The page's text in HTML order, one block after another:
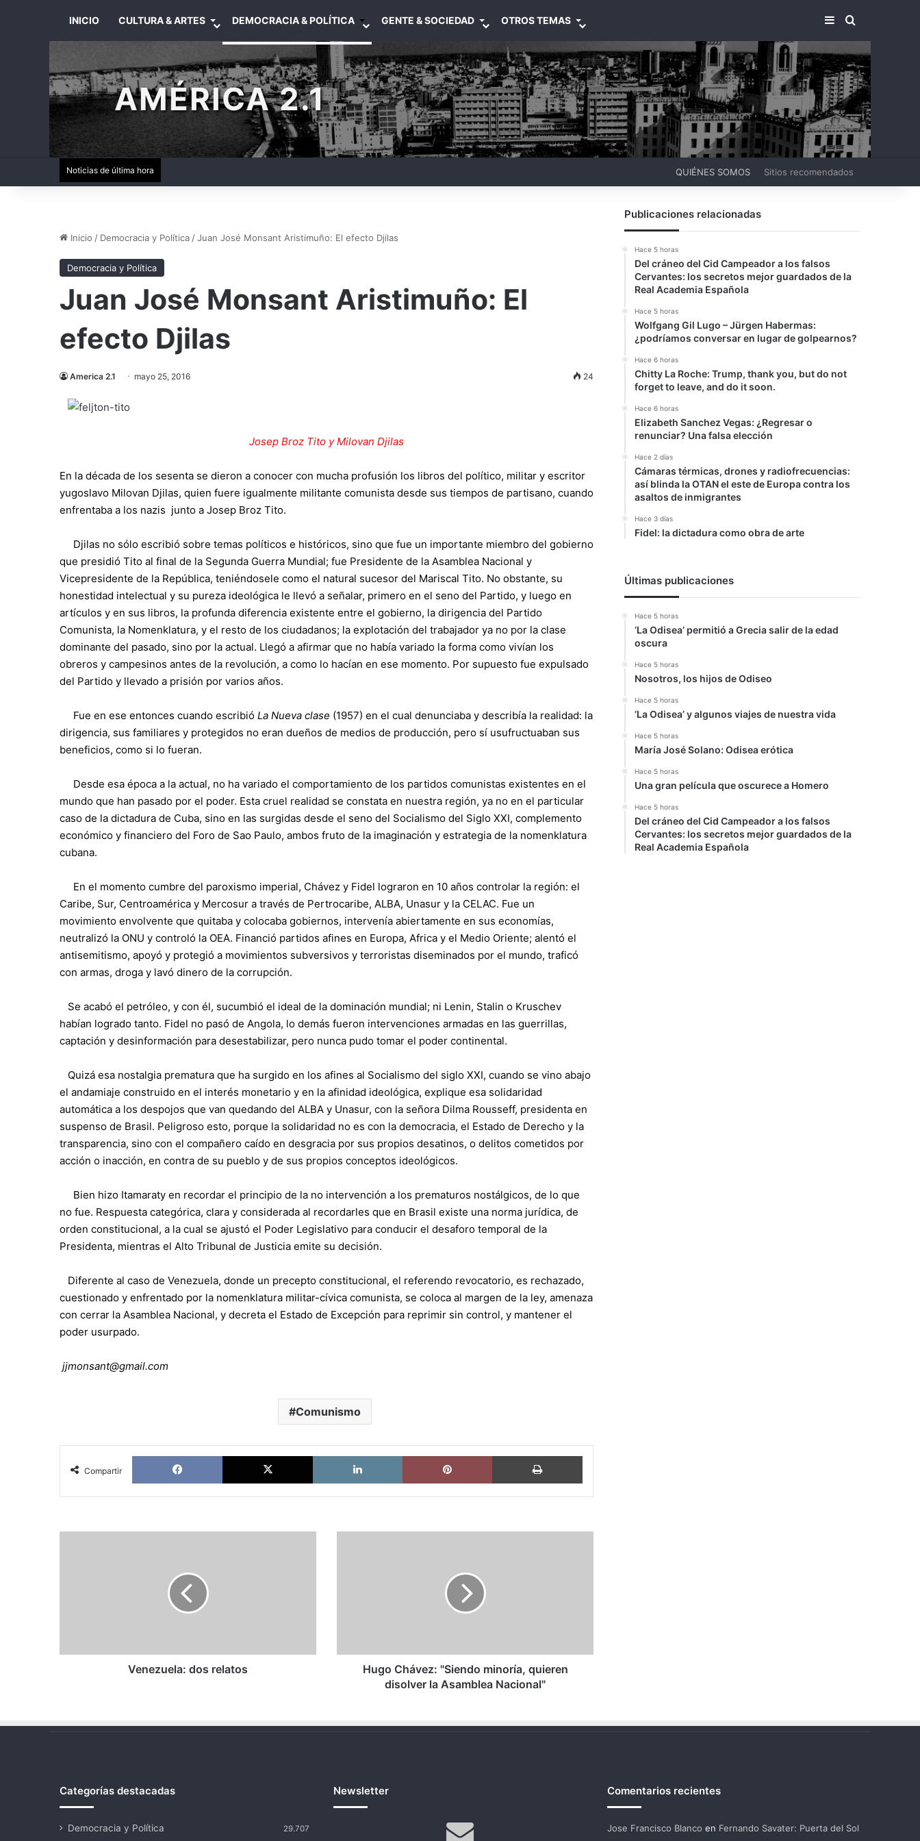
INICIO CULTURA & ARTES DEMOCRACIA & POLÍTICA GENTE & SOCIEDAD OTROS TEMAS BARRA LATERAL
BUSCAR
AMÉRICA 2.1
Noticias de última hora QUIÉNES SOMOS Sitios recomendados
Inicio / Democracia y Política /Juan José Monsant Aristimuño: El efecto Djilas
Democracia y Política
Juan José Monsant Aristimuño: El
efecto Djilas
America 2.1 mayo 25, 2016 24
Josep Broz Tito y Milovan Djilas
En la década de los sesenta se dieron a conocer con mucha profusión los libros del político, militar y escritor
yugoslavo Milovan Djilas, quien fuere igualmente militante comunista desde sus tiempos de partisano, cuando
enfrentaba a los nazis junto a Josep Broz Tito.
Djilas no sólo escribió sobre temas políticos e históricos, sino que fue un importante miembro del gobierno
que presidió Tito al final de la Segunda Guerra Mundial; fue Presidente de la Asamblea Nacional y
Vicepresidente de la República, teniéndosele como el natural sucesor del Mariscal Tito. No obstante, su
honestidad intelectual y su pureza ideológica le llevó a señalar, primero en el seno del Partido, y luego en
artículos y en sus libros, la profunda diferencia existente entre el gobierno, la dirigencia del Partido
Comunista, la Nomenklatura, y el resto de los ciudadanos; la explotación del trabajador ya no por la clase
dominante del pasado, sino por la actual. Llegó a afirmar que no había variado la forma como vivían los
obreros y campesinos antes de la revolución, a como lo hacían en ese momento. Por supuesto fue expulsado
del Partido y llevado a prisión por varios años.
Fue en ese entonces cuando escribió La Nueva clase (1957) en el cual denunciaba y describía la realidad: la
dirigencia, sus familiares y protegidos no eran dueños de medios de producción, pero sí usufructuaban sus
beneficios, como si lo fueran.
Desde esa época a la actual, no ha variado el comportamiento de los partidos comunistas existentes en el
mundo que han pasado por el poder. Esta cruel realidad se constata en nuestra región, ya no en el particular
caso de la dictadura de Cuba, sino en las surgidas desde el seno del Socialismo del Siglo XXI, complemento
económico y financiero del Foro de Sao Paulo, ambos fruto de la imaginación y estrategia de la nomenklatura
cubana.
En el momento cumbre del paroxismo imperial, Chávez y Fidel lograron en 10 años controlar la región: el
Caribe, Sur, Centroamérica y Mercosur a través de Pertrocaribe, ALBA, Unasur y la CELAC. Fue un
movimiento envolvente que quitaba y colocaba gobiernos, intervenía abiertamente en sus economías,
neutralizó la ONU y controló la OEA. Financió partidos afines en Europa, Africa y el Medio Oriente; alentó el
antisemitismo, apoyó y protegió a movimientos subversivos y terroristas diseminados por el mundo, traficó
con armas, droga y lavó dinero de la corrupción.
Se acabó el petróleo, y con él, sucumbió el ideal de la dominación mundial; ni Lenin, Stalin o Kruschev
habían logrado tanto. Fidel no pasó de Angola, lo demás fueron intervenciones armadas en las guerrillas,
captación y desinformación para desestabilizar, pero nunca pudo tomar el poder continental.
Quizá esa nostalgia prematura que ha surgido en los afines al Socialismo del siglo XXI, cuando se vino abajo
el andamiaje construido en el interés monetario y en la afinidad ideológica, explique esa solidaridad
automática a los despojos que van quedando del ALBA y Unasur, con la señora Dilma Rousseff, presidenta en
suspenso de Brasil. Peligroso esto, porque la solidaridad no es con la democracia, el Estado de Derecho y la
transparencia, sino con el compañero caído en desgracia por sus propios desatinos, o delitos cometidos por
acción o inacción, en contra de su pueblo y de sus propios conceptos ideológicos.
Bien hizo Itamaraty en recordar el principio de la no intervención a los prematuros nostálgicos, de lo que
no fue. Respuesta categórica, clara y considerada al recordarles que en Brasil existe una norma jurídica, de
orden constitucional, a la cual se ajustó el Poder Legislativo para conducir el desaforo temporal de la
Presidenta, mientras el Alto Tribunal de Justicia emite su decisión.
Diferente al caso de Venezuela, donde un precepto constitucional, el referendo revocatorio, es rechazado,
cuestionado y enfrentado por la nomenklatura militar-cívica comunista, se coloca al margen de la ley, amenaza
con cerrar la Asamblea Nacional, y decreta el Estado de Excepción para reprimir sin control, y mantener el
poder usurpado.
jjmonsant@gmail.com
Comunismo
Compartir
Facebook X LinkedIn Pinterest Imprimir
Venezuela: dos relatos
Nacional"
Hugo Chávez: "Siendo minoría, quieren
disolver la Asamblea Nacional"
Publicaciones relacionadas
Hace 5 horas
Del cráneo del Cid Campeador a los falsos
Cervantes: los secretos mejor guardados de la
Real Academia Española
Hace 5 horas
Wolfgang Gil Lugo – Jürgen Habermas:
¿podríamos conversar en lugar de golpearnos?
Hace 6 horas
Chitty La Roche: Trump, thank you, but do not
forget to leave, and do it soon.
Hace 6 horas
Elizabeth Sanchez Vegas: ¿Regresar o
renunciar? Una falsa elección
Hace 2 días
Cámaras térmicas, drones y radiofrecuencias:
así blinda la OTAN el este de Europa contra los
asaltos de inmigrantes
Hace 3 días
Fidel: la dictadura como obra de arte
Últimas publicaciones
Hace 5 horas
‘La Odisea’ permitió a Grecia salir de la edad
oscura
Hace 5 horas
Nosotros, los hijos de Odiseo
Hace 5 horas
‘La Odisea’ y algunos viajes de nuestra vida
Hace 5 horas
María José Solano: Odisea erótica
Hace 5 horas
Una gran película que oscurece a Homero
Hace 5 horas
Del cráneo del Cid Campeador a los falsos
Cervantes: los secretos mejor guardados de la
Real Academia Española
Categorías destacadas
Democracia y Política 29.707
Newsletter Comentarios recientes
Jose Francisco Blanco en Fernando Savater: Puerta del Sol